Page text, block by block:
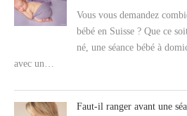
Vous vous demandez
bébé en Suisse ? Que ce
né, une séance bébé à
avec un…
Faut-il ranger avant une